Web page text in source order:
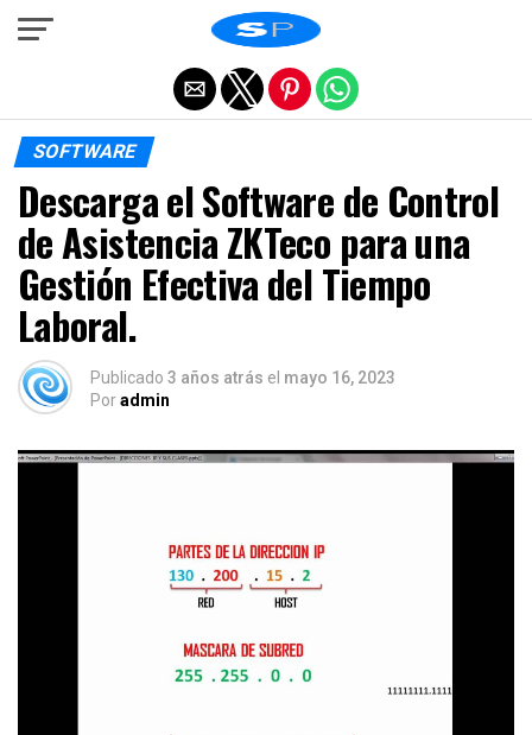
SOFTWARE
Descarga el Software de Control
de Asistencia ZKTeco para una
Gestión Efectiva del Tiempo
Laboral.
Publicado 3 años atrás el mayo 16, 2023
Poradmin
Salir de la versión móvil